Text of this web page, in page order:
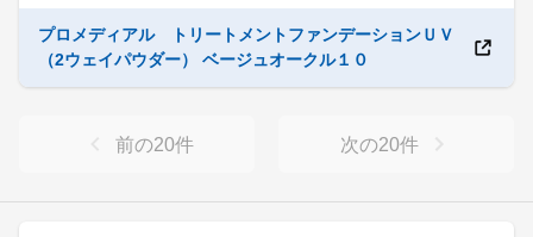
プロメディアル トリートメントファンデーションＵＶ
（2ウェイパウダー） ベージュオークル１０
前の20件 次の20件